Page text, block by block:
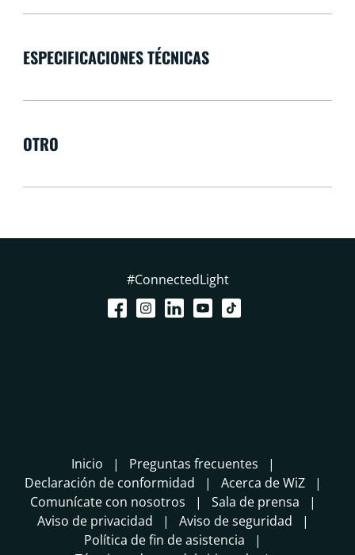
ESPECIFICACIONES TÉCNICAS
OTRO
#ConnectedLight
Inicio
Preguntas frecuentes
Declaración de conformidad
Acerca de WiZ
Comunícate con nosotros
Sala de prensa
Aviso de privacidad
Aviso de seguridad
Política de fin de asistencia